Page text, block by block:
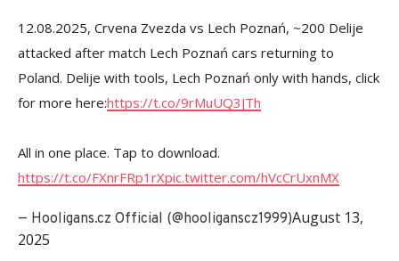
12.08.2025, Crvena Zvezda vs Lech Poznań, ~200 Delije
attacked after match Lech Poznań cars returning to
Poland. Delije with tools, Lech Poznań only with hands, click
for more here:https://t.co/9rMuUQ3JTh
All in one place. Tap to download.
https://t.co/FXnrFRp1rXpic.twitter.com/hVcCrUxnMX
— Hooligans.cz Official (@hooliganscz1999)August 13,
2025